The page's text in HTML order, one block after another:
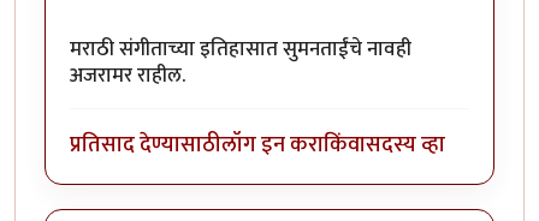
मराठी संगीताच्या इतिहासात सुमनताईंचे नावही
अजरामर राहील.
प्रतिसाद देण्यासाठीलॉग इन कराकिंवासदस्य व्हा